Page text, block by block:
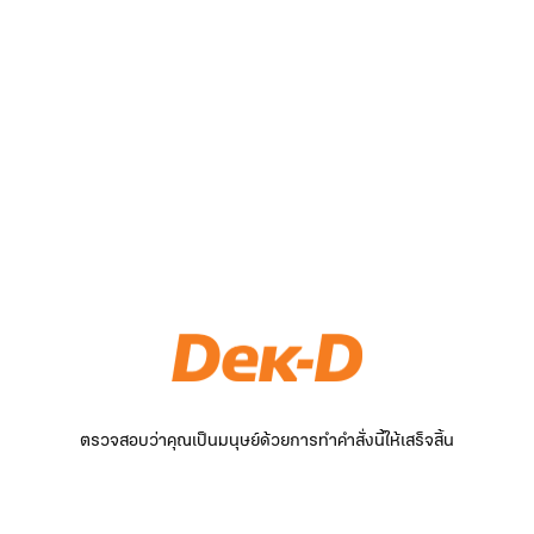
ตรวจสอบว่าคุณเป็นมนุษย์ด้วยการทำคำสั่งนี้ให้เสร็จสิ้น